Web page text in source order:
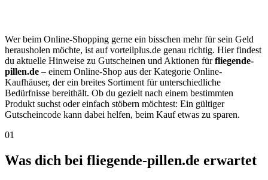
Wer beim Online-Shopping gerne ein bisschen mehr für sein Geld
herausholen möchte, ist auf vorteilplus.de genau richtig. Hier findest
du aktuelle Hinweise zu Gutscheinen und Aktionen fürfliegende-
pillen.de – einem Online-Shop aus der Kategorie Online-
Kaufhäuser, der ein breites Sortiment für unterschiedliche
Bedürfnisse bereithält. Ob du gezielt nach einem bestimmten
Produkt suchst oder einfach stöbern möchtest: Ein gültiger
Gutscheincode kann dabei helfen, beim Kauf etwas zu sparen.
01
Was dich bei fliegende-pillen.de erwartet